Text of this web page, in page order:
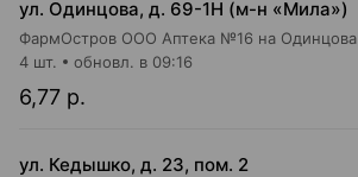
ул. Одинцова, д. 69-1Н (м-н «Мила»)
ФармОстров ООО Аптека №16 на Одинцова
6,77 р.
4 шт. обновл. в 09:16
ул. Кедышко, д. 23, пом. 2